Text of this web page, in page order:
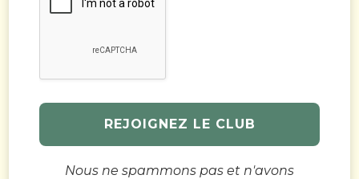
Nous ne spammons pas et n'avons